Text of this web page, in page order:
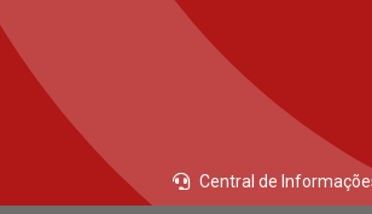
Central de